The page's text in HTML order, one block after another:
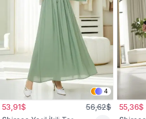
4
53,91$ 56,62$ 55,36$